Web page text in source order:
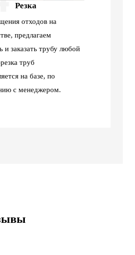
Резка
отходов на
предлагаем
и заказать трубу любой
труб
на базе, по
с менеджером.